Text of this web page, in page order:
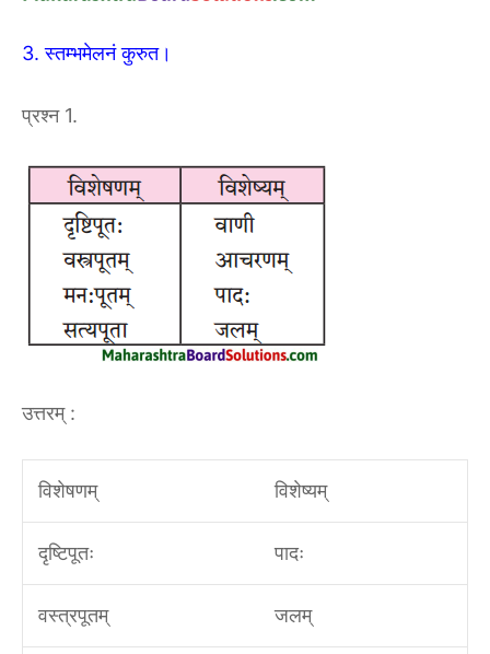
3. स्तम्भमेलनं कुरुत।
प्रश्न 1.
उत्तरम् :
विशेषणम् विशेष्यम्
दृष्टिपूतः पादः
वस्त्रपूतम् जलम्